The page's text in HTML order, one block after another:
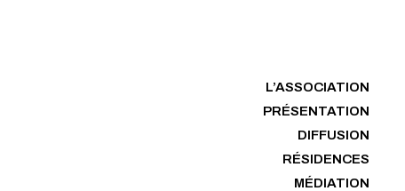
L’ASSOCIATION
PRÉSENTATION
DIFFUSION
RÉSIDENCES
MÉDIATION